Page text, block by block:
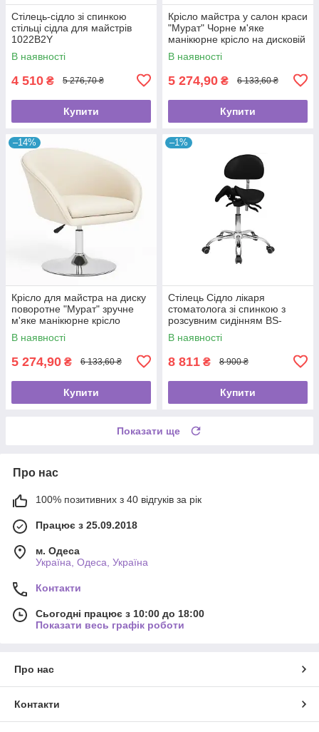
Стілець-сідло зі спинкою
стільці сідла для майстрів
1022B2Y
В наявності
4 510 ₴ 5 276,70 ₴
Купити
Крісло майстра у салон краси
"Мурат" Чорне м'яке
манікюрне крісло на дисковій
базі
В наявності
5 274,90 ₴ 6 133,60 ₴
Купити
–14%
Крісло для майстра на диску
поворотне "Мурат" зручне
м'яке манікюрне крісло
В наявності
5 274,90 ₴ 6 133,60 ₴
Купити
–1%
Стілець Сідло лікаря
стоматолога зі спинкою з
розсувним сидінням BS-
4008-1 з регулюванням
висоти для косметолога
В наявності
8 811 ₴ 8 900 ₴
Купити
Показати ще
Про нас
100% позитивних з 40 відгуків за рік
Працює з 25.09.2018
м. Одеса
Україна, Одеса, Україна
Контакти
Сьогодні працює з 10:00 до 18:00
Показати весь графік роботи
Про нас
Контакти